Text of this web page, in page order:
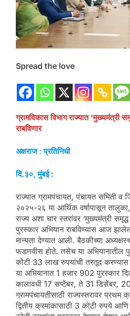
Spread the love
ग्रामविकास विभाग राज्यात ‘मुख्यमंत्री
राबविणार
अक्षराज : प्रतिनिधी
दि.३०, मुंबई :
राज्यात ग्रामपंचायत, पंचायत समिती व
२०२५-२६ या आर्थिक वर्षापासून
राज्य अशा चार स्तरांवर ‘मुख्यमंत्री
पुरस्कार अभियान राबविण्यास आज
मान्यता देण्यात आली. बैठकीच्या
फडणवीस होते. तसेच या अभियानातील
कोटी 33 लाख रुपयांची तरतूद करण्यास
या अभियानात 1 हजार 902 पुरस्कार
कालावधी 17 सप्टेंबर, ते 31 डिसेंबर,
ग्रामपंचायतीसाठी राज्यस्तरावर प्रथम
द्वितीय क्रमांकासाठी 3 कोटी रुपये